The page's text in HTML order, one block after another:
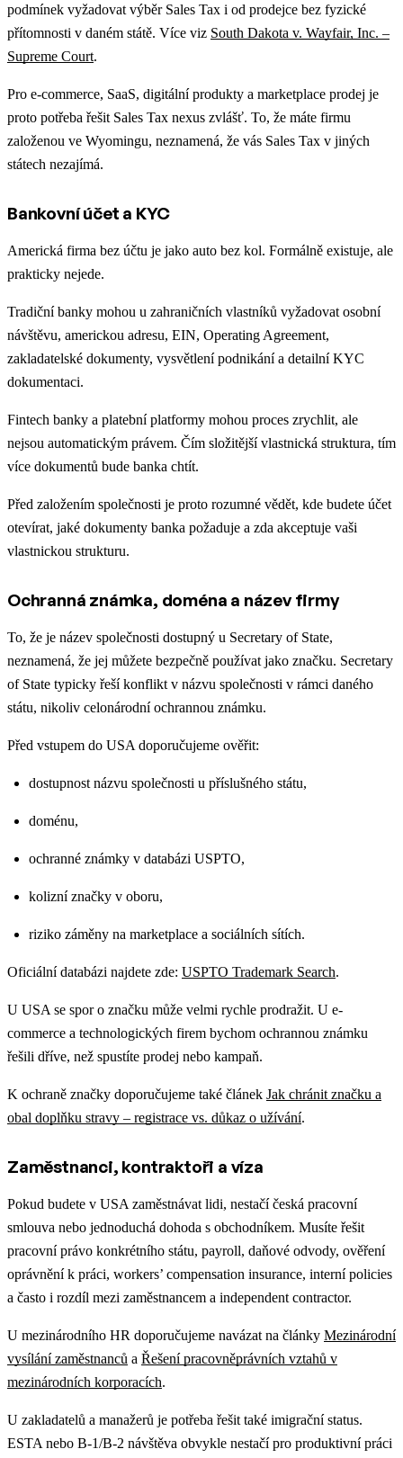
podmínek vyžadovat výběr Sales Tax i od prodejce bez fyzické
přítomnosti v daném státě. Více viz South Dakota v. Wayfair, Inc. –
Supreme Court.
Pro e-commerce, SaaS, digitální produkty a marketplace prodej je
proto potřeba řešit Sales Tax nexus zvlášť. To, že máte firmu
založenou ve Wyomingu, neznamená, že vás Sales Tax v jiných
státech nezajímá.
Bankovní účet a KYC
Americká firma bez účtu je jako auto bez kol. Formálně existuje, ale
prakticky nejede.
Tradiční banky mohou u zahraničních vlastníků vyžadovat osobní
návštěvu, americkou adresu, EIN, Operating Agreement,
zakladatelské dokumenty, vysvětlení podnikání a detailní KYC
dokumentaci.
Fintech banky a platební platformy mohou proces zrychlit, ale
nejsou automatickým právem. Čím složitější vlastnická struktura, tím
více dokumentů bude banka chtít.
Před založením společnosti je proto rozumné vědět, kde budete účet
otevírat, jaké dokumenty banka požaduje a zda akceptuje vaši
vlastnickou strukturu.
Ochranná známka, doména a název firmy
To, že je název společnosti dostupný u Secretary of State,
neznamená, že jej můžete bezpečně používat jako značku. Secretary
of State typicky řeší konflikt v názvu společnosti v rámci daného
státu, nikoliv celonárodní ochrannou známku.
Před vstupem do USA doporučujeme ověřit:
dostupnost názvu společnosti u příslušného státu,
doménu,
ochranné známky v databázi USPTO,
kolizní značky v oboru,
riziko záměny na marketplace a sociálních sítích.
Oficiální databázi najdete zde: USPTO Trademark Search.
U USA se spor o značku může velmi rychle prodražit. U e-
commerce a technologických firem bychom ochrannou známku
řešili dříve, než spustíte prodej nebo kampaň.
K ochraně značky doporučujeme také článek Jak chránit značku a
obal doplňku stravy – registrace vs. důkaz o užívání.
Zaměstnanci, kontraktoři a víza
Pokud budete v USA zaměstnávat lidi, nestačí česká pracovní
smlouva nebo jednoduchá dohoda s obchodníkem. Musíte řešit
pracovní právo konkrétního státu, payroll, daňové odvody, ověření
oprávnění k práci, workers’ compensation insurance, interní policies
a často i rozdíl mezi zaměstnancem a independent contractor.
U mezinárodního HR doporučujeme navázat na články Mezinárodní
vysílání zaměstnanců a Řešení pracovněprávních vztahů v
mezinárodních korporacích.
U zakladatelů a manažerů je potřeba řešit také imigrační status.
ESTA nebo B-1/B-2 návštěva obvykle nestačí pro produktivní práci